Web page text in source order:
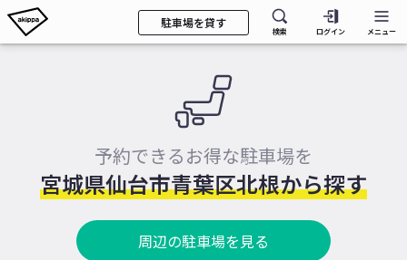
駐車場を貸す
検索 ログイン メニュー
予約できるお得な駐車場を
宮城県仙台市青葉区北根から探す
周辺の駐車場を見る